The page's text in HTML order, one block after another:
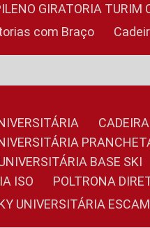
GIRATORIA TURIM
com Braço
BASE SKI
ISO
POLTRONA
UNIVERSITÁRIA